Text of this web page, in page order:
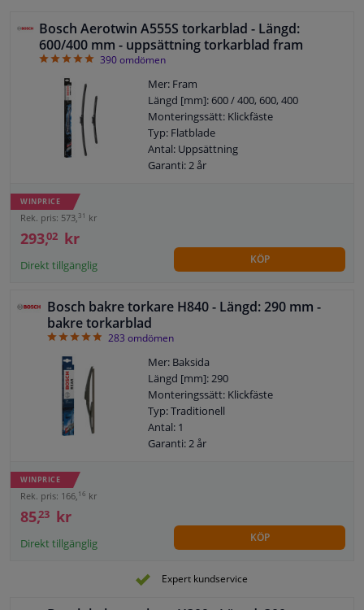
Bosch Aerotwin A555S torkarblad - Längd:
600/400 mm - uppsättning torkarblad fram
4.93
390omdömen
Mer: Fram
Längd [mm]: 600 / 400, 600, 400
Monteringssätt: Klickfäste
Typ: Flatblade
Antal: Uppsättning
Garanti: 2 år
WINPRICE
Rek. pris: 573, 31 kr
293,02 kr
Direkt tillgänglig KÖP
Bosch bakre torkare H840 - Längd: 290 mm -
bakre torkarblad
4.94
283 omdömen
Mer: Baksida
Längd [mm]: 290
Monteringssätt: Klickfäste
Typ: Traditionell
Antal: 1
Garanti: 2 år
WINPRICE
Rek. pris: 166, 16 kr
85,23 kr
Direkt tillgänglig KÖP
Expert kundservice